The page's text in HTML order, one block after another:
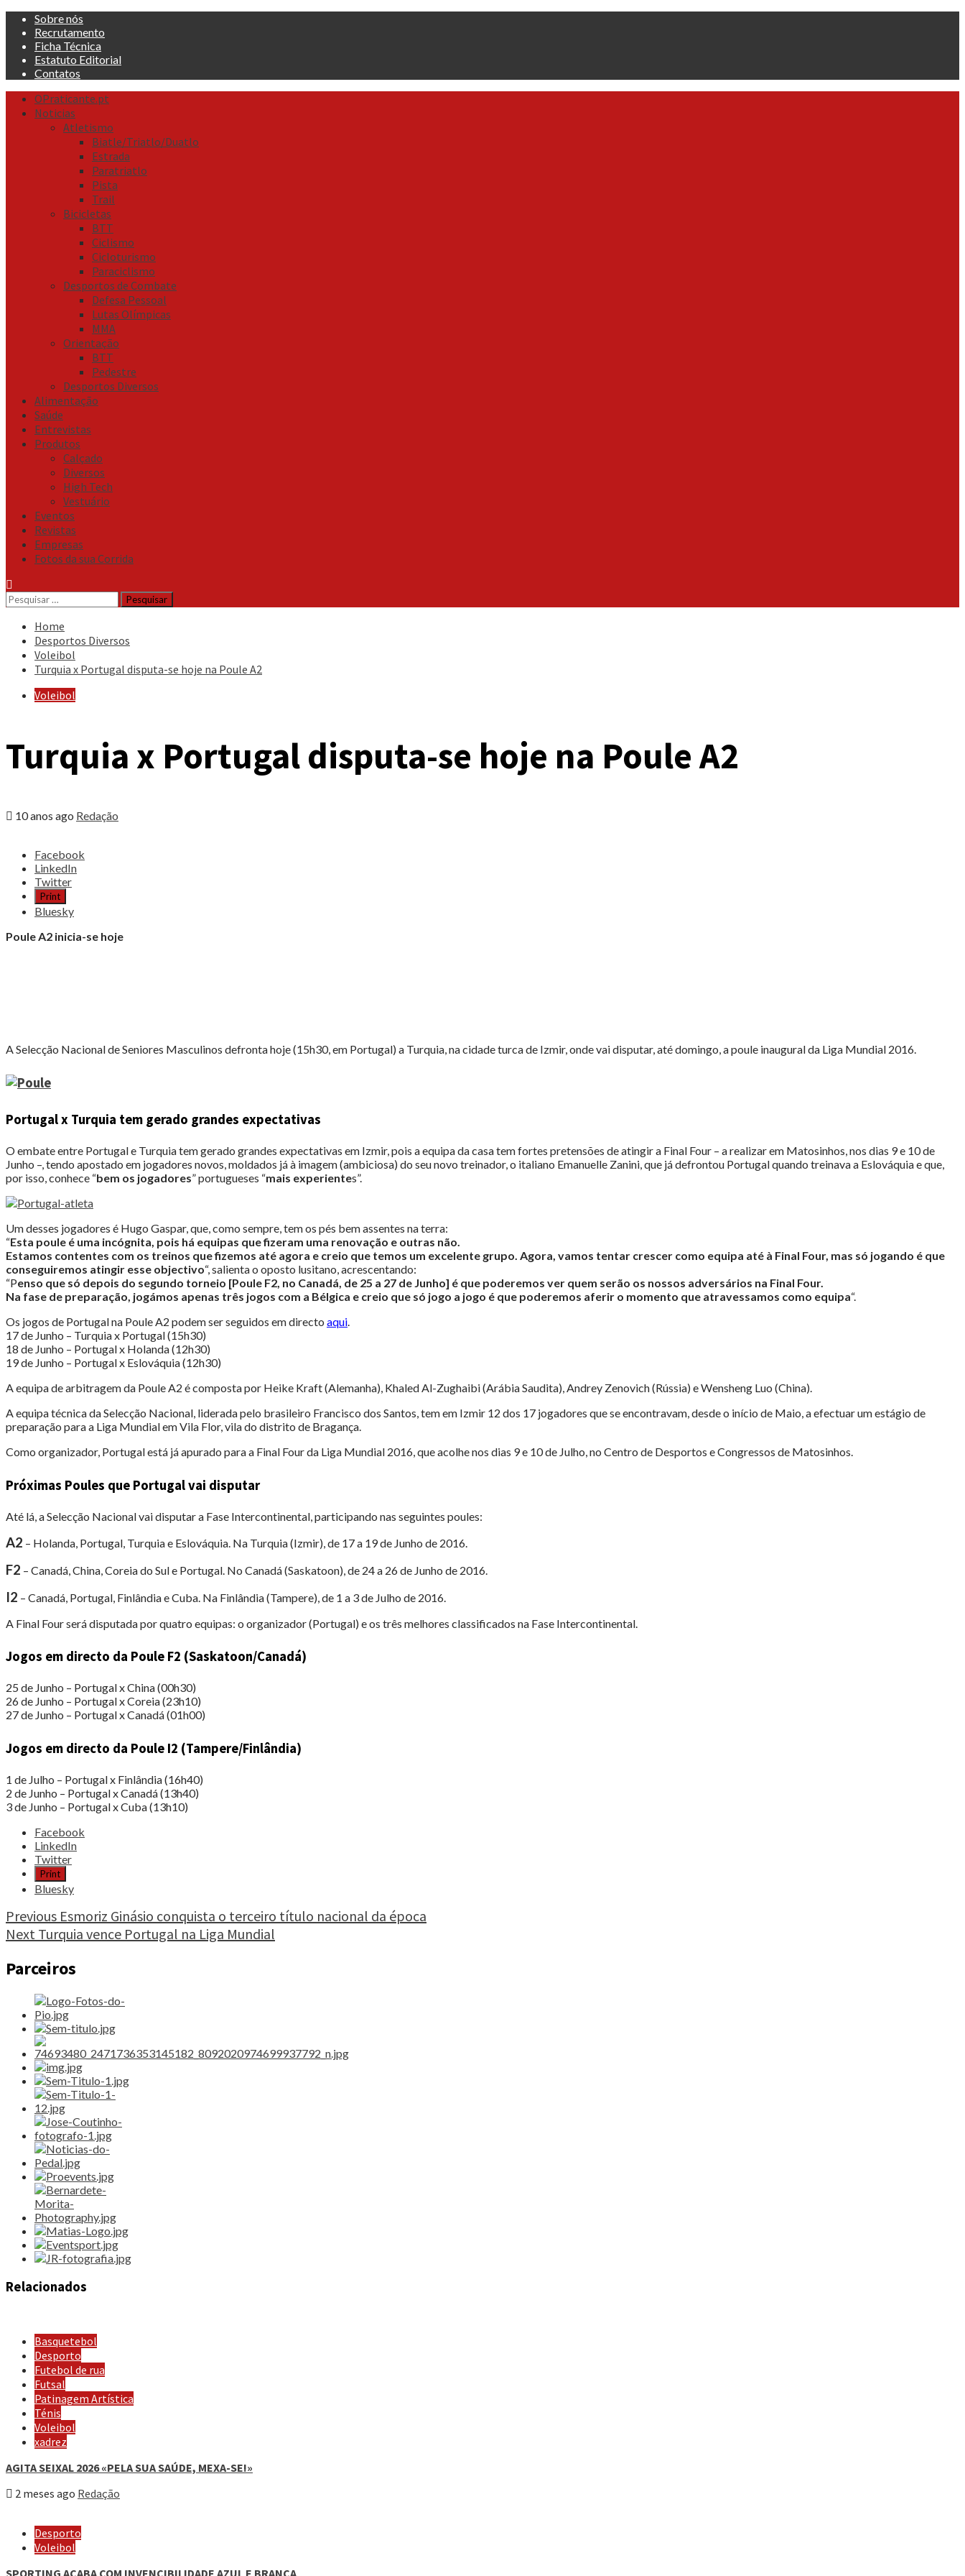
Skip
content
Sobre nós
Recrutamento
Ficha Técnica
Estatuto Editorial
Contatos
Primary
Menu
OPraticante.pt
Noticias
Atletismo
Biatle/Triatlo/Duatlo
Estrada
Paratriatlo
Pista
Trail
Bicicletas
BTT
Ciclismo
Cicloturismo
Paraciclismo
Desportos de Combate
Defesa Pessoal
Lutas Olímpicas
MMA
Orientação
BTT
Pedestre
Desportos Diversos
Alimentação
Saúde
Entrevistas
Produtos
Calçado
Diversos
High Tech
Vestuário
Eventos
Revistas
Empresas
Fotos da sua Corrida
Pesquisar
por:
Home
Desportos Diversos
Voleibol
Turquia x Portugal disputa-se hoje na Poule A2
Voleibol
Turquia x Portugal disputa-se hoje na Poule A2
10 anos ago Redação
Share
post
"Turquia
Portugal
disputa-
Facebook
LinkedIn
Twitter
Print
Bluesky
Poule A2 inicia-se hoje
A Selecção Nacional de Seniores Masculinos defronta hoje (15h30, em Portugal) a Turquia, na cidade turca de Izmir, onde vai disputar, até domingo, a poule inaugural da Liga Mundial 2016.
Portugal x Turquia tem gerado grandes expectativas
O embate entre Portugal e Turquia tem gerado grandes expectativas em Izmir, pois a equipa da casa tem fortes pretensões de atingir a Final Four – a realizar em Matosinhos, nos dias 9 e 10 de
Junho –, tendo apostado em jogadores novos, moldados já à imagem (ambiciosa) do seu novo treinador, o italiano Emanuelle Zanini, que já defrontou Portugal quando treinava a Eslováquia e que,
por isso, conhece “bem os jogadores” portugueses “mais experientes”.
Um desses jogadores é Hugo Gaspar, que, como sempre, tem os pés bem assentes na terra:
“Esta poule é uma incógnita, pois há equipas que fizeram uma renovação e outras não.
Estamos contentes com os treinos que fizemos até agora e creio que temos um excelente grupo. Agora, vamos tentar crescer como equipa até à Final Four, mas só jogando é que
conseguiremos atingir esse objectivo“, salienta o oposto lusitano, acrescentando:
“Penso que só depois do segundo torneio [Poule F2, no Canadá, de 25 a 27 de Junho] é que poderemos ver quem serão os nossos adversários na Final Four.
Na fase de preparação, jogámos apenas três jogos com a Bélgica e creio que só jogo a jogo é que poderemos aferir o momento que atravessamos como equipa“.
Os jogos de Portugal na Poule A2 podem ser seguidos em directo aqui
17 de Junho – Turquia x Portugal (15h30)
18 de Junho – Portugal x Holanda (12h30)
19 de Junho – Portugal x Eslováquia (12h30)
A equipa de arbitragem da Poule A2 é composta por Heike Kraft (Alemanha), Khaled Al-Zughaibi (Arábia Saudita), Andrey Zenovich (Rússia) e Wensheng Luo (China).
A equipa técnica da Selecção Nacional, liderada pelo brasileiro Francisco dos Santos, tem em Izmir 12 dos 17 jogadores que se encontravam, desde o início de Maio, a efectuar um estágio de
preparação para a Liga Mundial em Vila Flor, vila do distrito de Bragança.
Como organizador, Portugal está já apurado para a Final Four da Liga Mundial 2016, que acolhe nos dias 9 e 10 de Julho, no Centro de Desportos e Congressos de Matosinhos.
Próximas Poules que Portugal vai disputar
Até lá, a Selecção Nacional vai disputar a Fase Intercontinental, participando nas seguintes poules:
A2 – Holanda, Portugal, Turquia e Eslováquia. Na Turquia (Izmir), de 17 a 19 de Junho de 2016.
F2 – Canadá, China, Coreia do Sul e Portugal. No Canadá (Saskatoon), de 24 a 26 de Junho de 2016.
I2 – Canadá, Portugal, Finlândia e Cuba. Na Finlândia (Tampere), de 1 a 3 de Julho de 2016.
A Final Four será disputada por quatro equipas: o organizador (Portugal) e os três melhores classificados na Fase Intercontinental.
Jogos em directo da Poule F2 (Saskatoon/Canadá)
25 de Junho – Portugal x China (00h30)
26 de Junho – Portugal x Coreia (23h10)
27 de Junho – Portugal x Canadá (01h00)
Jogos em directo da Poule I2 (Tampere/Finlândia)
1 de Julho – Portugal x Finlândia (16h40)
2 de Junho – Portugal x Canadá (13h40)
3 de Junho – Portugal x Cuba (13h10)
Share
post
"Turquia
disputa-
se
hoje
Poule
Facebook
LinkedIn
Twitter
Print
Bluesky
Continue
Reading
Previous Esmoriz Ginásio conquista o terceiro título nacional da época
Next Turquia vence Portugal na Liga Mundial
Parceiros
Relacionados
Basquetebol
Desporto
Futebol de rua
Futsal
Patinagem Artística
Ténis
Voleibol
xadrez
AGITA SEIXAL 2026 «PELA SUA SAÚDE, MEXA-SE!»
2 meses ago Redação
Desporto
Voleibol